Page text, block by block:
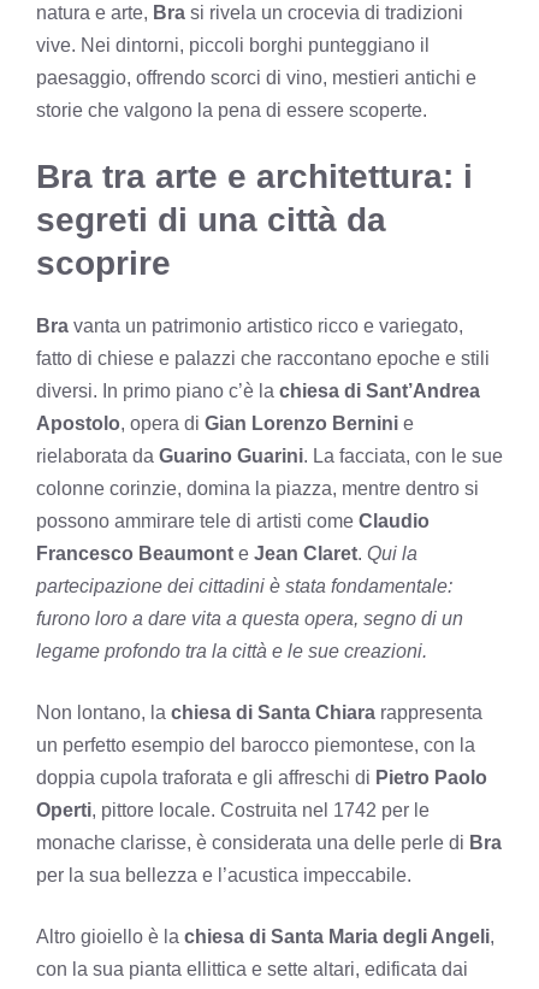
natura e arte, Bra si rivela un crocevia di tradizioni
vive. Nei dintorni, piccoli borghi punteggiano il
paesaggio, offrendo scorci di vino, mestieri antichi e
storie che valgono la pena di essere scoperte.
Bra tra arte e architettura: i
segreti di una città da
scoprire
Bra vanta un patrimonio artistico ricco e variegato,
fatto di chiese e palazzi che raccontano epoche e stili
diversi. In primo piano c’è la chiesa di Sant’Andrea
Apostolo, opera di Gian Lorenzo Bernini e
rielaborata da Guarino Guarini. La facciata, con le sue
colonne corinzie, domina la piazza, mentre dentro si
possono ammirare tele di artisti come Claudio
Francesco Beaumont e Jean Claret. Qui la
partecipazione dei cittadini è stata fondamentale:
furono loro a dare vita a questa opera, segno di un
legame profondo tra la città e le sue creazioni.
Non lontano, la chiesa di Santa Chiara rappresenta
un perfetto esempio del barocco piemontese, con la
doppia cupola traforata e gli affreschi di Pietro Paolo
Operti, pittore locale. Costruita nel 1742 per le
monache clarisse, è considerata una delle perle di Bra
per la sua bellezza e l’acustica impeccabile.
Altro gioiello è la chiesa di Santa Maria degli Angeli,
con la sua pianta ellittica e sette altari, edificata dai